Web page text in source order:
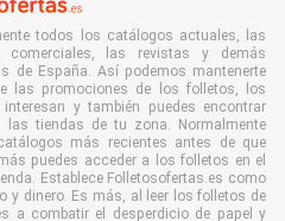
todos los catálogos actuales, las
comerciales, las revistas y demás
de España. Así podemos mantenerte
las promociones de los folletos, los
y también puedes encontrar
tiendas de tu zona. Normalmente
más recientes antes de que
puedes acceder a los folletos en el
Establece Folletosofertas.es como
y dinero. Es más, al leer los folletos de
a combatir el desperdicio de papel y